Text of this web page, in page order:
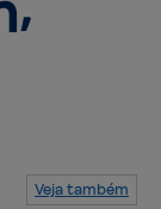
Veja também